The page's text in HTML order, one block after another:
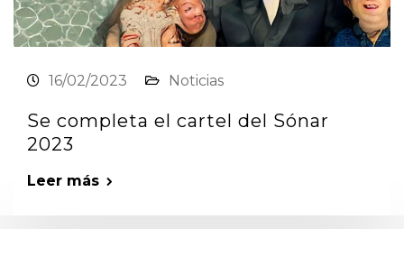
16/02/2023 Noticias
Se completa el cartel del Sónar
2023
Leer más